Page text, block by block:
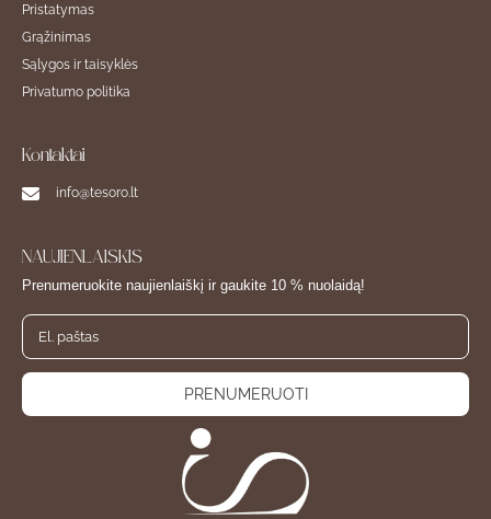
Pristatymas
Grąžinimas
Sąlygos ir taisyklės
Privatumo politika
Kontaktai
info@tesoro.lt
NAUJIENLAIŠKIS
Prenumeruokite naujienlaiškį ir gaukite 10 % nuolaidą!
PRENUMERUOTI